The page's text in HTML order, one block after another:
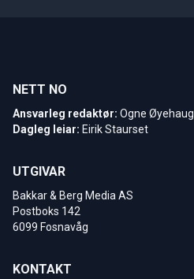
NETT NO
Ansvarleg redaktør: Ogne Øyehaug
Dagleg leiar: Eirik Staurset
UTGIVAR
Bakkar & Berg Media AS
Postboks 142
6099 Fosnavåg
KONTAKT